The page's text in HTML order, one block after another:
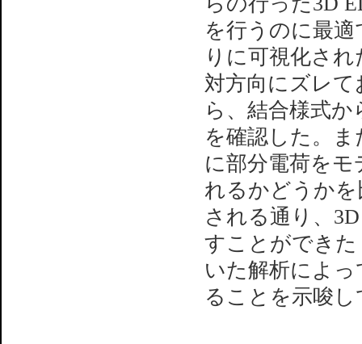
を行うのに最
りに可視化さ
対方向にズレ
ら、結合様式
を確認した。
に部分電荷を
れるかどうか
される通り、
すことができた
いた解析によ
ることを示唆